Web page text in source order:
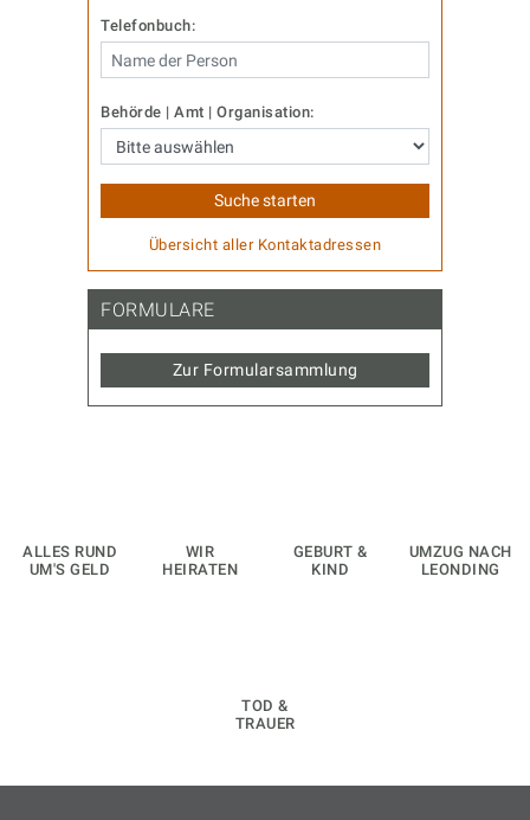
Telefonbuch:
Behörde | Amt | Organisation:
Übersicht aller Kontaktadressen
FORMULARE
Zur Formularsammlung
ALLES RUND
UM'S GELD
WIR
HEIRATEN
GEBURT &
KIND
UMZUG NACH
LEONDING
TOD &
TRAUER